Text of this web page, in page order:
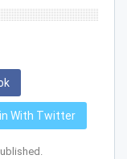
With Twitter